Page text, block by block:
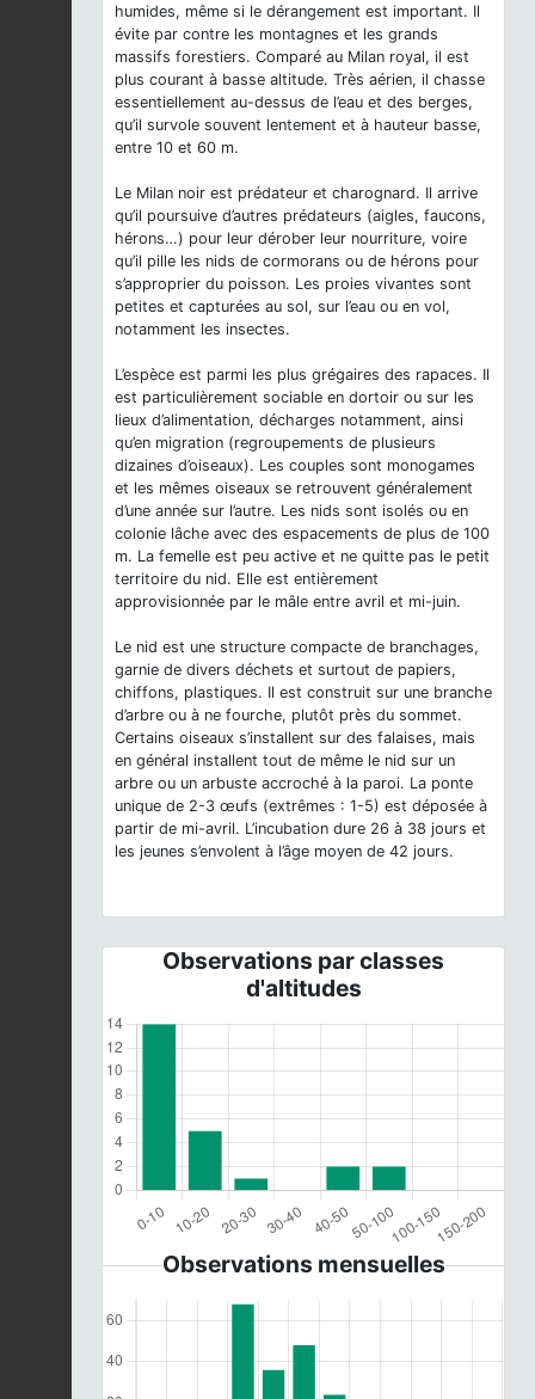
humides, même si le dérangement est important. Il
évite par contre les montagnes et les grands
massifs forestiers. Comparé au Milan royal, il est
plus courant à basse altitude. Très aérien, il chasse
essentiellement au-dessus de l’eau et des berges,
qu’il survole souvent lentement et à hauteur basse,
entre 10 et 60 m.
Le Milan noir est prédateur et charognard. Il arrive
qu’il poursuive d’autres prédateurs (aigles, faucons,
hérons…) pour leur dérober leur nourriture, voire
qu’il pille les nids de cormorans ou de hérons pour
s’approprier du poisson. Les proies vivantes sont
petites et capturées au sol, sur l’eau ou en vol,
notamment les insectes.
L’espèce est parmi les plus grégaires des rapaces. Il
est particulièrement sociable en dortoir ou sur les
lieux d’alimentation, décharges notamment, ainsi
qu’en migration (regroupements de plusieurs
dizaines d’oiseaux). Les couples sont monogames
et les mêmes oiseaux se retrouvent généralement
d’une année sur l’autre. Les nids sont isolés ou en
colonie lâche avec des espacements de plus de 100
m. La femelle est peu active et ne quitte pas le petit
territoire du nid. Elle est entièrement
approvisionnée par le mâle entre avril et mi-juin.
Le nid est une structure compacte de branchages,
garnie de divers déchets et surtout de papiers,
chiffons, plastiques. Il est construit sur une branche
d’arbre ou à ne fourche, plutôt près du sommet.
Certains oiseaux s’installent sur des falaises, mais
en général installent tout de même le nid sur un
arbre ou un arbuste accroché à la paroi. La ponte
unique de 2-3 œufs (extrêmes : 1-5) est déposée à
partir de mi-avril. L’incubation dure 26 à 38 jours et
les jeunes s’envolent à l’âge moyen de 42 jours.
Observations par classes
d'altitudes
Observations mensuelles